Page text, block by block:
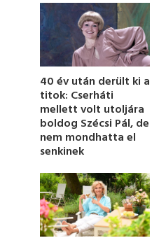
o
n
d
s
o
m
i
n
u
t
e
,
s
e
c
o
n
d
40 év után derült ki a
titok: Cserháti
mellett volt utoljára
boldog Szécsi Pál, de
nem mondhatta el
senkinek